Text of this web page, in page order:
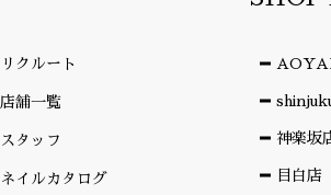
リクルート
店舗一覧
スタッフ
ネイルカタログ
神楽坂
目白店